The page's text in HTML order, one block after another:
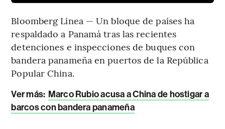
Bloomberg Línea — Un bloque de países ha
respaldado a Panamá tras las recientes
detenciones e inspecciones de buques con
bandera panameña en puertos de la República
Popular China.
Ver más: Marco Rubio acusa a China de hostigar a
barcos con bandera panameña